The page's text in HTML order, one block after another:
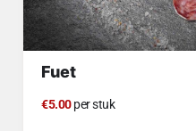
Fuet
€5.00per stuk